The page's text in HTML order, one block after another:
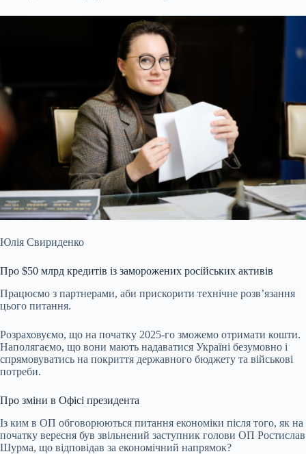
Юлія Свириденко
Про $50 млрд кредитів із заморожених російських активів
Працюємо з партнерами, аби прискорити технічне розвʼязання
цього питання.
Розраховуємо, що на початку 2025-го зможемо отримати кошти.
Наполягаємо, що вони мають надаватися Україні безумовно і
спрямовуватись на покриття державного бюджету та військові
потреби.
Про зміни в Офісі президента
Із ким в ОП обговорюються питання економіки після того, як на
початку вересня був звільнений заступник голови ОП Ростислав
Шурма, що відповідав за економічний напрямок?